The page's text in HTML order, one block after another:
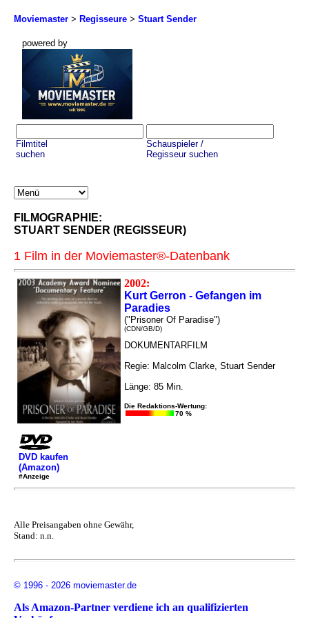
Moviemaster > Regisseure > Stuart Sender
powered by
Filmtitel
suchen
Schauspieler /
Regisseur suchen
FILMOGRAPHIE:
STUART SENDER (REGISSEUR)
1 Film in der Moviemaster®-Datenbank
2002:
Kurt Gerron - Gefangen im
Paradies
("Prisoner Of Paradise")
(CDN/GB/D)
DOKUMENTARFILM
Regie: Malcolm Clarke, Stuart Sender
Länge: 85 Min.
Die Redaktions-Wertung:
70 %
DVD kaufen
(Amazon)
#Anzeige
Alle Preisangaben ohne Gewähr,
Stand: n.n.
© 1996 - 2026 moviemaster.de
Als Amazon-Partner verdiene ich an qualifizierten